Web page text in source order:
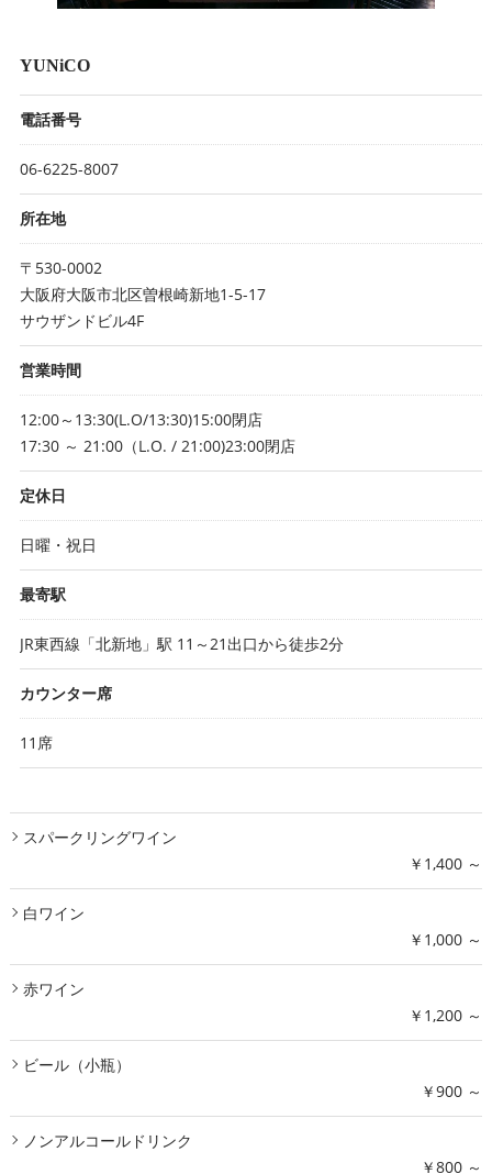
YUNiCO
電話番号
06-6225-8007
所在地
〒530-0002
大阪府大阪市北区曽根崎新地1-5-17
サウザンドビル4F
営業時間
12:00～13:30(L.O/13:30)15:00閉店
17:30 ～ 21:00（L.O. / 21:00)23:00閉店
定休日
日曜・祝日
最寄駅
JR東西線「北新地」駅 11～21出口から徒歩2分
カウンター席
11席
スパークリングワイン
￥1,400 ～
白ワイン
￥1,000 ～
赤ワイン
￥1,200 ～
ビール（小瓶）
￥900 ～
ノンアルコールドリンク
￥800 ～